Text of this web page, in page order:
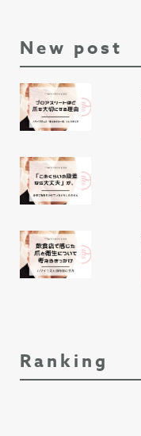
New post
Ranking